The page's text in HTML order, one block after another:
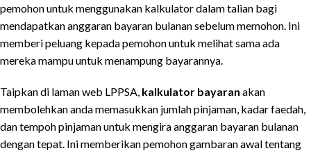
pemohon untuk menggunakan kalkulator dalam talian bagi
mendapatkan anggaran bayaran bulanan sebelum memohon. Ini
memberi peluang kepada pemohon untuk melihat sama ada
mereka mampu untuk menampung bayarannya.
Taipkan di laman web LPPSA, kalkulator bayaran akan
membolehkan anda memasukkan jumlah pinjaman, kadar faedah,
dan tempoh pinjaman untuk mengira anggaran bayaran bulanan
dengan tepat. Ini memberikan pemohon gambaran awal tentang